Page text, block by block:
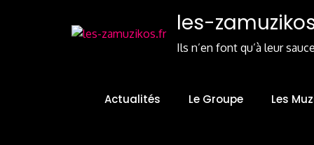
les-
Ils n’en font qu’à leur
Actualités Le Groupe Les